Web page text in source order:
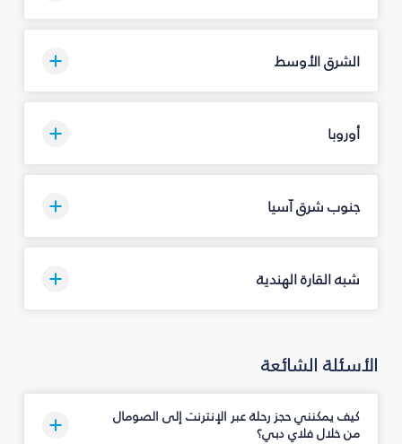
الشرق الأوسط
أوروبا
جنوب شرق آسيا
شبه القارة الهندية
الأسئلة الشائعة
كيف يمكنني حجز رحلة عبر الإنترنت إلى الصومال
من خلال فلاي دبي؟